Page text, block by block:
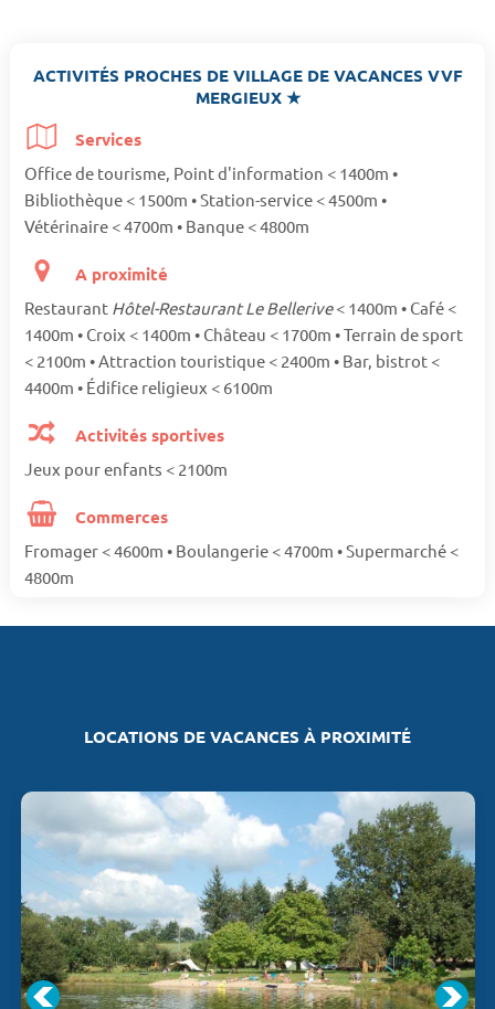
ACTIVITÉS PROCHES DE VILLAGE DE VACANCES VVF
MERGIEUX ★
Services
Office de tourisme, Point d'information < 1400m •
Bibliothèque < 1500m • Station-service < 4500m •
Vétérinaire < 4700m • Banque < 4800m
A proximité
Restaurant Hôtel-Restaurant Le Bellerive< 1400m • Café <
1400m • Croix < 1400m • Château < 1700m • Terrain de sport
< 2100m • Attraction touristique < 2400m • Bar, bistrot <
4400m • Édifice religieux < 6100m
Activités sportives
Jeux pour enfants < 2100m
Commerces
Fromager < 4600m • Boulangerie < 4700m • Supermarché <
4800m
LOCATIONS DE VACANCES À PROXIMITÉ